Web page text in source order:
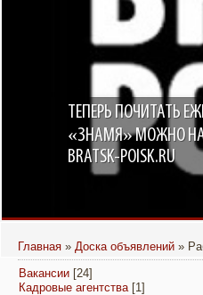
ТЕПЕРЬ ПОЧИТАТЬ
«ЗНАМЯ» МОЖНО
BRATSK-POISK.RU
Главная » Доска объявлений »
Вакансии [24]
Кадровые агентства [1]